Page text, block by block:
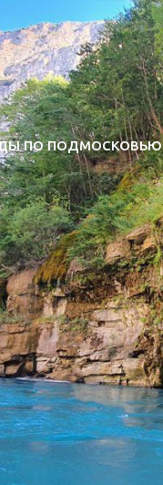
ПО ПОДМОСКОВЬЮ